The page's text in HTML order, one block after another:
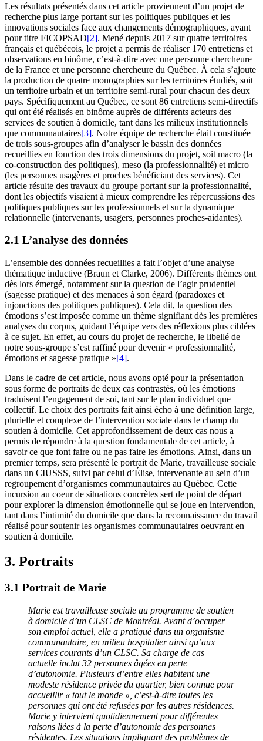
Les résultats présentés dans cet article proviennent d’un projet de
recherche plus large portant sur les politiques publiques et les
innovations sociales face aux changements démographiques, ayant
pour titre FICOPSAD[2]. Mené depuis 2017 sur quatre territoires
français et québécois, le projet a permis de réaliser 170 entretiens et
observations en binôme, c’est-à-dire avec une personne chercheure
de la France et une personne chercheure du Québec. À cela s’ajoute
la production de quatre monographies sur les territoires étudiés, soit
un territoire urbain et un territoire semi-rural pour chacun des deux
pays. Spécifiquement au Québec, ce sont 86 entretiens semi-directifs
qui ont été réalisés en binôme auprès de différents acteurs des
services de soutien à domicile, tant dans les milieux institutionnels
que communautaires[3]. Notre équipe de recherche était constituée
de trois sous-groupes afin d’analyser le bassin des données
recueillies en fonction des trois dimensions du projet, soit macro (la
co-construction des politiques), meso (la professionnalité) et micro
(les personnes usagères et proches bénéficiant des services). Cet
article résulte des travaux du groupe portant sur la professionnalité,
dont les objectifs visaient à mieux comprendre les répercussions des
politiques publiques sur les professionnels et sur la dynamique
relationnelle (intervenants, usagers, personnes proches-aidantes).
2.1 L’analyse des données
L’ensemble des données recueillies a fait l’objet d’une analyse
thématique inductive (Braun et Clarke, 2006). Différents thèmes ont
dès lors émergé, notamment sur la question de l’agir prudentiel
(sagesse pratique) et des menaces à son égard (paradoxes et
injonctions des politiques publiques). Cela dit, la question des
émotions s’est imposée comme un thème signifiant dès les premières
analyses du corpus, guidant l’équipe vers des réflexions plus ciblées
à ce sujet. En effet, au cours du projet de recherche, le libellé de
notre sous-groupe s’est raffiné pour devenir « professionnalité,
émotions et sagesse pratique »[4].
Dans le cadre de cet article, nous avons opté pour la présentation
sous forme de portraits de deux cas contrastés, où les émotions
traduisent l’engagement de soi, tant sur le plan individuel que
collectif. Le choix des portraits fait ainsi écho à une définition large,
plurielle et complexe de l’intervention sociale dans le champ du
soutien à domicile. Cet approfondissement de deux cas nous a
permis de répondre à la question fondamentale de cet article, à
savoir ce que font faire ou ne pas faire les émotions. Ainsi, dans un
premier temps, sera présenté le portrait de Marie, travailleuse sociale
dans un CIUSSS, suivi par celui d’Élise, intervenante au sein d’un
regroupement d’organismes communautaires au Québec. Cette
incursion au coeur de situations concrètes sert de point de départ
pour explorer la dimension émotionnelle qui se joue en intervention,
tant dans l’intimité du domicile que dans la reconnaissance du travail
réalisé pour soutenir les organismes communautaires oeuvrant en
soutien à domicile.
3. Portraits
3.1 Portrait de Marie
Marie est travailleuse sociale au programme de soutien
à domicile d’un CLSC de Montréal. Avant d’occuper
son emploi actuel, elle a pratiqué dans un organisme
communautaire, en milieu hospitalier ainsi qu’aux
services courants d’un CLSC. Sa charge de cas
actuelle inclut 32 personnes âgées en perte
d’autonomie. Plusieurs d’entre elles habitent une
modeste résidence privée du quartier, bien connue pour
accueillir « tout le monde », c’est-à-dire toutes les
personnes qui ont été refusées par les autres résidences.
Marie y intervient quotidiennement pour différentes
raisons liées à la perte d’autonomie des personnes
résidentes. Les situations impliquant des problèmes de